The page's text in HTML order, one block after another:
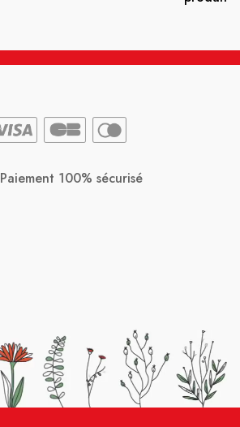
Paiement 100% sécurisé